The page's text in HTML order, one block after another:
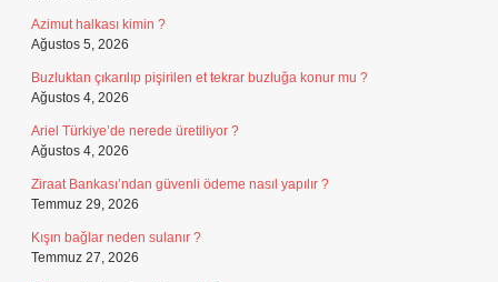
Azimut halkası kimin ?
Ağustos 5, 2026
Buzluktan çıkarılıp pişirilen et tekrar buzluğa konur mu ?
Ağustos 4, 2026
Ariel Türkiye’de nerede üretiliyor ?
Ağustos 4, 2026
Ziraat Bankası’ndan güvenli ödeme nasıl yapılır ?
Temmuz 29, 2026
Kışın bağlar neden sulanır ?
Temmuz 27, 2026